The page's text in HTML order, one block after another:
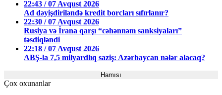
22:43 / 07 Avqust 2026
Ad dəyişdiriləndə kredit borcları sıfırlanır?
22:30 / 07 Avqust 2026
Rusiya və İrana qarşı “cəhənnəm sanksiyaları”
təsdiqləndi
22:18 / 07 Avqust 2026
ABŞ-la 7,5 milyardlıq saziş: Azərbaycan nələr alacaq?
Hamısı
Çox oxunanlar